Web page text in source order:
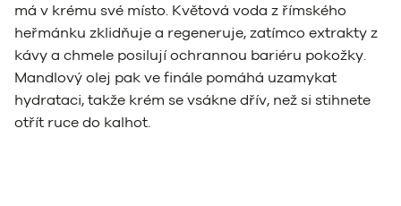
má v krému své místo. Květová voda z římského
heřmánku zklidňuje a regeneruje, zatímco extrakty z
kávy a chmele posilují ochrannou bariéru pokožky.
Mandlový olej pak ve finále pomáhá uzamykat
hydrataci, takže krém se vsákne dřív, než si stihnete
otřít ruce do kalhot.